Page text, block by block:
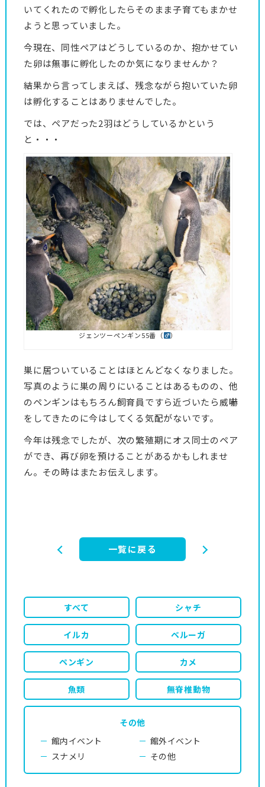
いてくれたので孵化したらそのまま子育てもまかせ
ようと思っていました。
今現在、同性ペアはどうしているのか、抱かせてい
た卵は無事に孵化したのか気になりませんか？
結果から言ってしまえば、残念ながら抱いていた卵
は孵化することはありませんでした。
では、ペアだった2羽はどうしているかという
と・・・
ジェンツーペンギン55番（ ）
巣に居ついていることはほとんどなくなりました。
写真のように巣の周りにいることはあるものの、他
のペンギンはもちろん飼育員ですら近づいたら威嚇
をしてきたのに今はしてくる気配がないです。
今年は残念でしたが、次の繁殖期にオス同士のペア
ができ、再び卵を預けることがあるかもしれませ
ん。その時はまたお伝えします。
一覧に戻る
すべて シャチ
イルカ ベルーガ
ペンギン カメ
魚類 無脊椎動物
その他
館内イベント
館外イベント
スナメリ
その他